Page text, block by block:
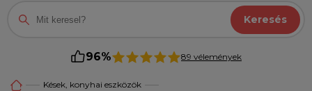
Keresés
96% 89 vélemények
Kések, konyhai eszközök